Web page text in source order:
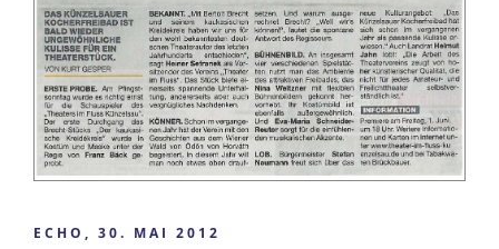
ECHO, 30. MAI 2012